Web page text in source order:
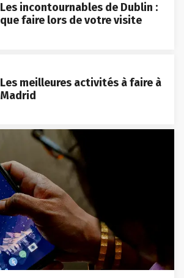
Les incontournables de Dublin :
que faire lors de votre visite
Les meilleures activités à faire à
Madrid